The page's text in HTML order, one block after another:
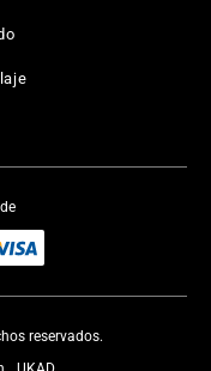
reservados.